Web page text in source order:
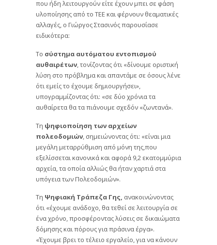
που ήδη λειτουργούν είτε έχουν μπει σε φάση
υλοποίησης από το ΤΕΕ και φέρνουν θεαματικές
αλλαγές, ο Γιώργος Στασινός παρουσίασε
ειδικότερα:
Tο σύστημα αυτόματου εντοπισμού
αυθαιρέτων , τονίζοντας ότι «δίνουμε οριστική
λύση στο πρόβλημα και απαντάμε σε όσους λένε
ότι εμείς το έχουμε δημιουργήσει»,
υπογραμμίζοντας ότι: «σε δύο χρόνια τα
αυθαίρετα θα τα πιάνουμε σχεδόν «ζωντανά».
Τη ψηφιοποίηση των αρχείων
πολεοδομιών , σημειώνοντας ότι: «είναι μια
μεγάλη μεταρρύθμιση από μόνη της,που
εξελίσσεται κανονικά και αφορά 9,2 εκατομμύρια
αρχεία, τα οποία αλλιώς θα ήταν χαρτιά στα
υπόγεια των Πολεοδομιών».
Τη Ψηφιακή Τράπεζα Γης, ανακοινώνοντας
ότι «έχουμε ανάδοχο, θα τεθεί σε λειτουργία σε
ένα χρόνο, προσφέροντας λύσεις σε δικαιώματα
δόμησης και πόρους για πράσινα έργα».
«Έχουμε βρει το τέλειο εργαλείο, για να κάνουν